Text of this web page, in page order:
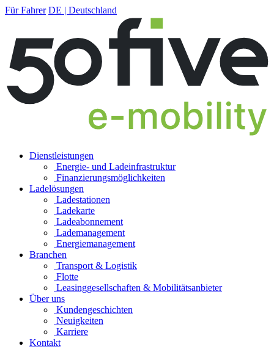
Für Fahrer DE | Deutschland
Dienstleistungen
Energie- und Ladeinfrastruktur
Finanzierungs­möglichkeiten
Ladelösungen
Ladestationen
Ladekarte
Ladeabonnement
Lademanagement
Energiemanagement
Branchen
Transport & Logistik
Flotte
Leasinggesellschaften & Mobilitätsanbieter
Über uns
Kundengeschichten
Neuigkeiten
Karriere
Kontakt